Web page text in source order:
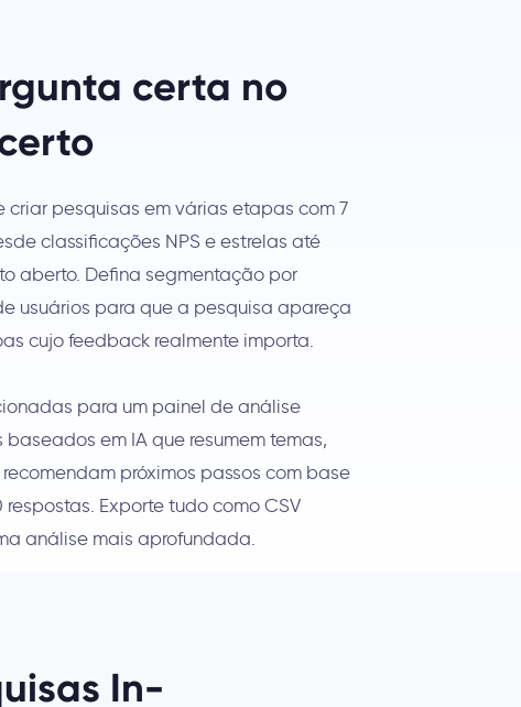
certa no
criar pesquisas em várias etapas com 7
classificações NPS e estrelas até
aberto. Defina segmentação por
usuários para que a pesquisa apareça
cujo feedback realmente importa.
para um painel de análise
em IA que resumem temas,
próximos passos com base
respostas. Exporte tudo como CSV
análise mais aprofundada.
In-